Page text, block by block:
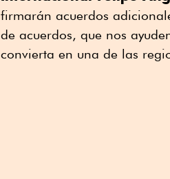
firmarán acuerdos
de acuerdos, que nos
convierta en una de las